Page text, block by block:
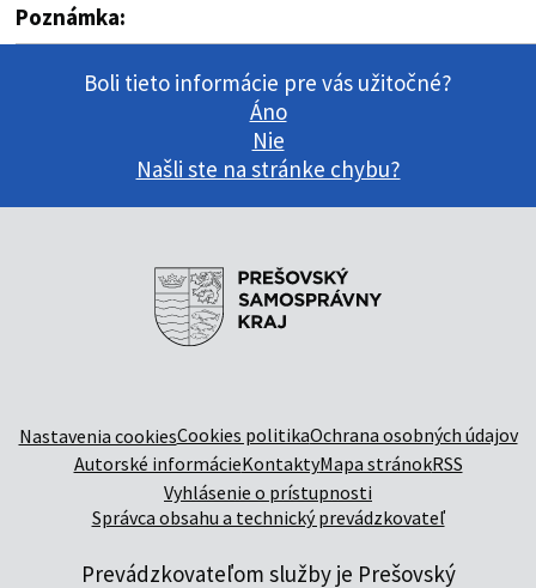
Poznámka:
Boli tieto informácie pre vás užitočné?
Áno
Nie
Našli ste na stránke chybu?
Nastavenia cookiesCookies politikaOchrana osobných údajov
Autorské informácieKontaktyMapa stránokRSS
Vyhlásenie o prístupnosti
Správca obsahu a technický prevádzkovateľ
Prevádzkovateľom služby je Prešovský